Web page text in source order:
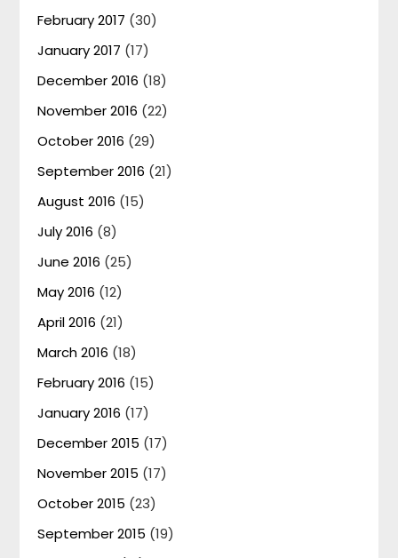
February 2017 (30)
January 2017 (17)
December 2016 (18)
November 2016 (22)
October 2016 (29)
September 2016 (21)
August 2016 (15)
July 2016 (8)
June 2016 (25)
May 2016 (12)
April 2016 (21)
March 2016 (18)
February 2016 (15)
January 2016 (17)
December 2015 (17)
November 2015 (17)
October 2015 (23)
September 2015 (19)